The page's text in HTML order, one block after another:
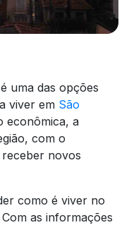
uma das opções
viver em São
econômica, a
com o
novos
como é viver no
as informações